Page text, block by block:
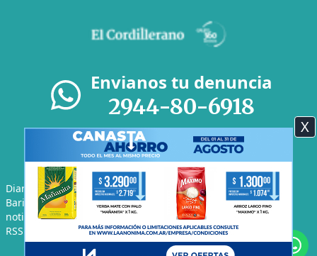
Envianos tu denuncia
2944-80-6918
Diario El Cordillerano - F.P.Moreno 975 S.C. de Bariloche -
Bariloche Argentina | Tel: +54 9 2944 80-6918 | Email:
noticias@elcordillerano.com.ar
RSS
Media Kit|Políticas de Privacidad|Archivo
X